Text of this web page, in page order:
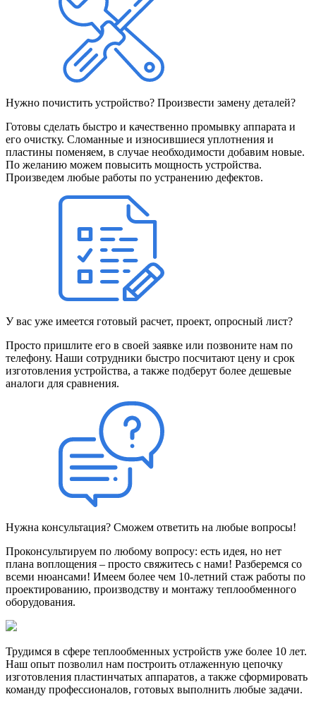
Нужно почистить устройство? Произвести замену деталей?
Готовы сделать быстро и качественно промывку аппарата и
его очистку. Сломанные и износившиеся уплотнения и
пластины поменяем, в случае необходимости добавим новые.
По желанию можем повысить мощность устройства.
Произведем любые работы по устранению дефектов.
У вас уже имеется готовый расчет, проект, опросный лист?
Просто пришлите его в своей заявке или позвоните нам по
телефону. Наши сотрудники быстро посчитают цену и срок
изготовления устройства, а также подберут более дешевые
аналоги для сравнения.
Нужна консультация? Сможем ответить на любые вопросы!
Проконсультируем по любому вопросу: есть идея, но нет
плана воплощения – просто свяжитесь с нами! Разберемся со
всеми нюансами! Имеем более чем 10-летний стаж работы по
проектированию, производству и монтажу теплообменного
оборудования.
Трудимся в сфере теплообменных устройств уже более 10 лет.
Наш опыт позволил нам построить отлаженную цепочку
изготовления пластинчатых аппаратов, а также сформировать
команду профессионалов, готовых выполнить любые задачи.